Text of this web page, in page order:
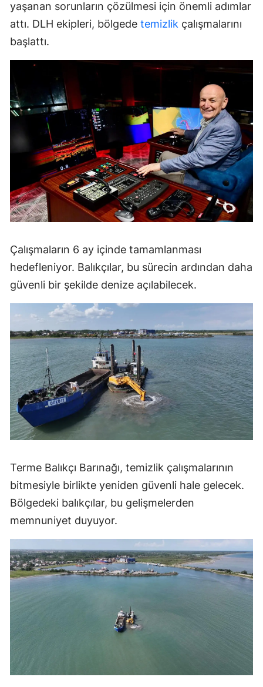
yaşanan sorunların çözülmesi için önemli adımlar
attı. DLH ekipleri, bölgede temizlik çalışmalarını
başlattı.
Çalışmaların 6 ay içinde tamamlanması
hedefleniyor. Balıkçılar, bu sürecin ardından daha
güvenli bir şekilde denize açılabilecek.
Terme Balıkçı Barınağı, temizlik çalışmalarının
bitmesiyle birlikte yeniden güvenli hale gelecek.
Bölgedeki balıkçılar, bu gelişmelerden
memnuniyet duyuyor.